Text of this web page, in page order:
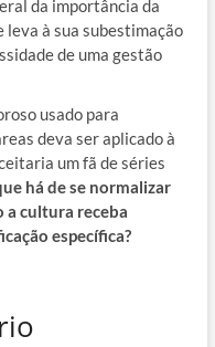
da importância da
leva à sua subestimação
de uma gestão
usado para
deva ser aplicado à
um fã de séries
há de se normalizar
cultura receba
específica?